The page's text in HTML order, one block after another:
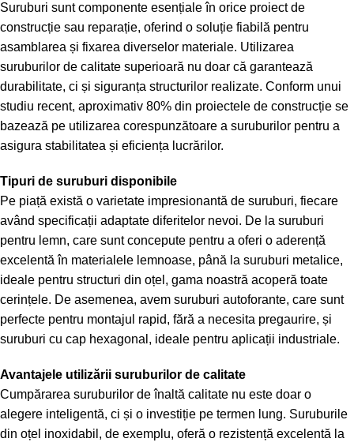
Suruburi sunt componente esențiale în orice proiect de
construcție sau reparație, oferind o soluție fiabilă pentru
asamblarea și fixarea diverselor materiale. Utilizarea
suruburilor de calitate superioară nu doar că garantează
durabilitate, ci și siguranța structurilor realizate. Conform unui
studiu recent, aproximativ 80% din proiectele de construcție se
bazează pe utilizarea corespunzătoare a suruburilor pentru a
asigura stabilitatea și eficiența lucrărilor.
Tipuri de suruburi disponibile
Pe piață există o varietate impresionantă de suruburi, fiecare
având specificații adaptate diferitelor nevoi. De la suruburi
pentru lemn, care sunt concepute pentru a oferi o aderență
excelentă în materialele lemnoase, până la suruburi metalice,
ideale pentru structuri din oțel, gama noastră acoperă toate
cerințele. De asemenea, avem suruburi autoforante, care sunt
perfecte pentru montajul rapid, fără a necesita pregaurire, și
suruburi cu cap hexagonal, ideale pentru aplicații industriale.
Avantajele utilizării suruburilor de calitate
Cumpărarea suruburilor de înaltă calitate nu este doar o
alegere inteligentă, ci și o investiție pe termen lung. Suruburile
din oțel inoxidabil, de exemplu, oferă o rezistență excelentă la